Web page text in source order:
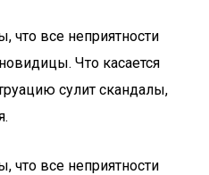
что все неприятности
Что касается
сулит скандалы,
что все неприятности